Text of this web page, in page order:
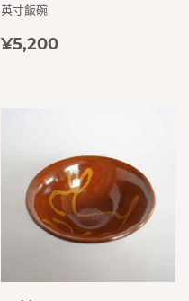
英寸飯碗
定
¥5,200